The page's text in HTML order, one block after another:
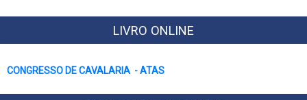
LIVRO ONLINE
CONGRESSO DE CAVALARIA - ATAS